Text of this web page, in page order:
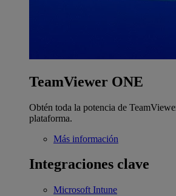
TeamViewer ONE
Obtén toda la potencia de
plataforma.
Más información
Integraciones clave
Microsoft Intune